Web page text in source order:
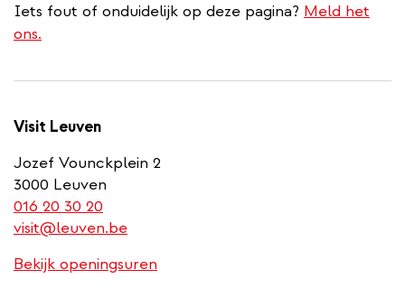
Iets fout of onduidelijk op deze pagina? Meld het
ons.
Visit Leuven
Jozef Vounckplein 2
3000 Leuven
016 20 30 20
is
phone
visit@leuven.be
Bekijk openingsuren